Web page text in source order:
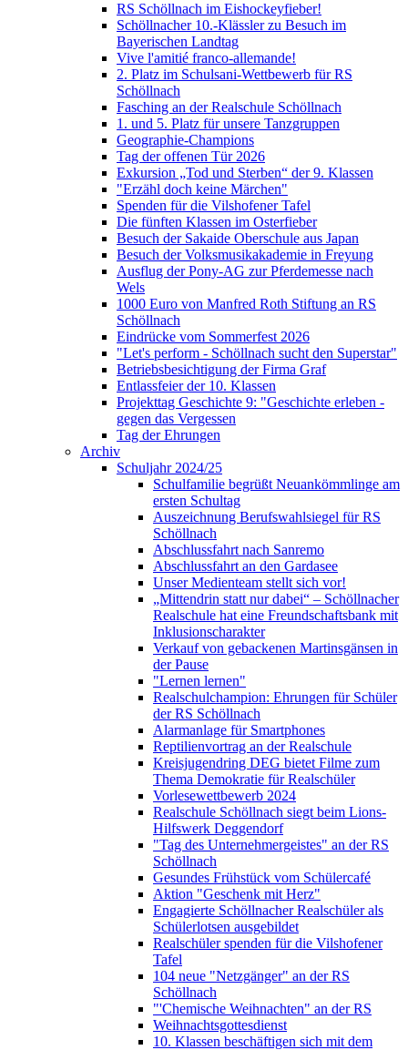
RS Schöllnach im Eishockeyfieber!
Schöllnacher 10.-Klässler zu Besuch im
Bayerischen Landtag
Vive l'amitié franco-allemande!
2. Platz im Schulsani-Wettbewerb für RS
Schöllnach
Fasching an der Realschule Schöllnach
1. und 5. Platz für unsere Tanzgruppen
Geographie-Champions
Tag der offenen Tür 2026
Exkursion „Tod und Sterben“ der 9. Klassen
"Erzähl doch keine Märchen"
Spenden für die Vilshofener Tafel
Die fünften Klassen im Osterfieber
Besuch der Sakaide Oberschule aus Japan
Besuch der Volksmusikakademie in Freyung
Ausflug der Pony-AG zur Pferdemesse nach
Wels
1000 Euro von Manfred Roth Stiftung an RS
Schöllnach
Eindrücke vom Sommerfest 2026
"Let's perform - Schöllnach sucht den Superstar"
Betriebsbesichtigung der Firma Graf
Entlassfeier der 10. Klassen
Projekttag Geschichte 9: "Geschichte erleben -
gegen das Vergessen
Tag der Ehrungen
Archiv
Schuljahr 2024/25
Schulfamilie begrüßt Neuankömmlinge am
ersten Schultag
Auszeichnung Berufswahlsiegel für RS
Schöllnach
Abschlussfahrt nach Sanremo
Abschlussfahrt an den Gardasee
Unser Medienteam stellt sich vor!
„Mittendrin statt nur dabei“ – Schöllnacher
Realschule hat eine Freundschaftsbank mit
Inklusionscharakter
Verkauf von gebackenen Martinsgänsen in
der Pause
"Lernen lernen"
Realschulchampion: Ehrungen für Schüler
der RS Schöllnach
Alarmanlage für Smartphones
Reptilienvortrag an der Realschule
Kreisjugendring DEG bietet Filme zum
Thema Demokratie für Realschüler
Vorlesewettbewerb 2024
Realschule Schöllnach siegt beim Lions-
Hilfswerk Deggendorf
"Tag des Unternehmergeistes" an der RS
Schöllnach
Gesundes Frühstück vom Schülercafé
Aktion "Geschenk mit Herz"
Engagierte Schöllnacher Realschüler als
Schülerlotsen ausgebildet
Realschüler spenden für die Vilshofener
Tafel
104 neue "Netzgänger" an der RS
Schöllnach
"'Chemische Weihnachten" an der RS
Weihnachtsgottesdienst
10. Klassen beschäftigen sich mit dem